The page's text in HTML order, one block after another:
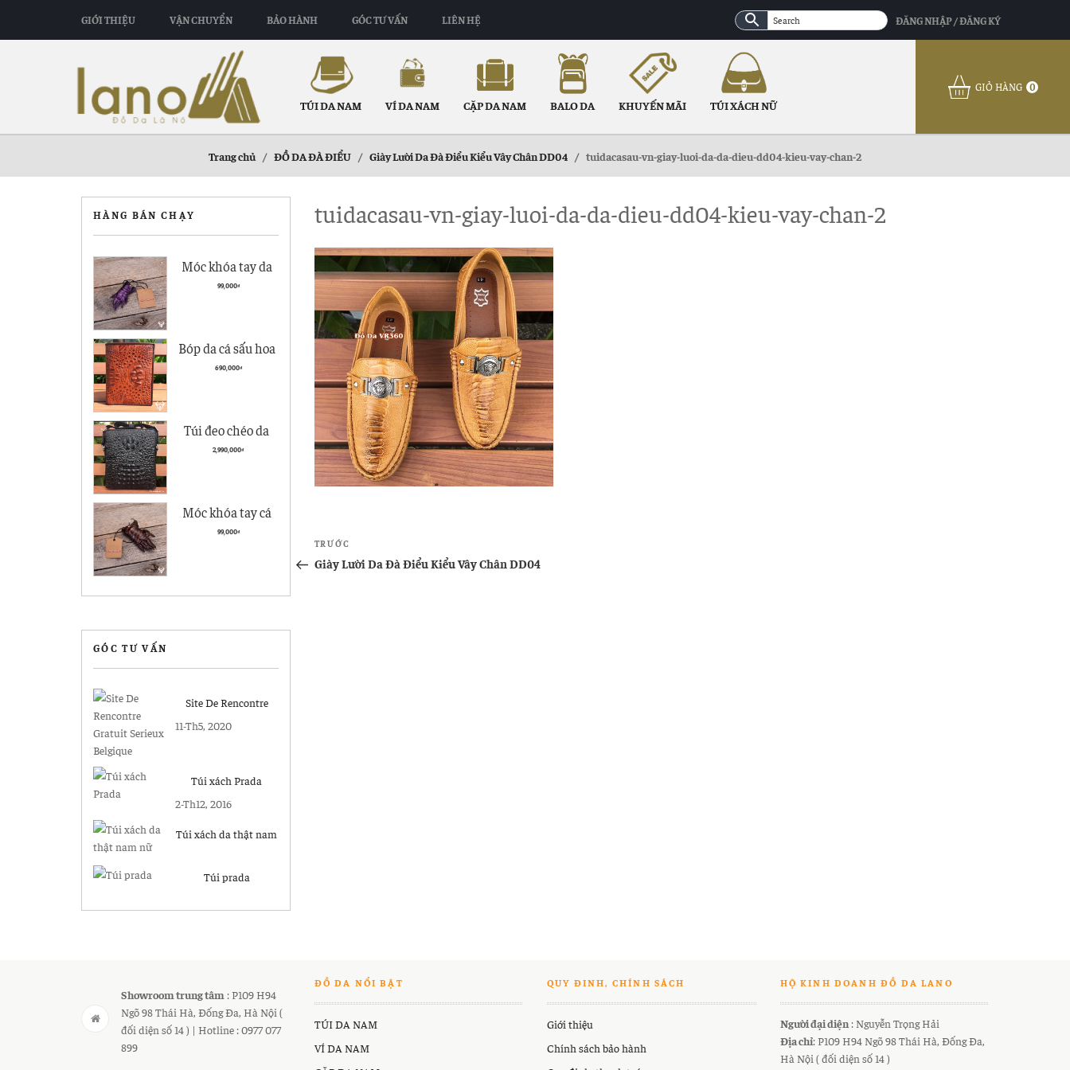
GIỚI THIỆU VẬN CHUYỂN BẢO HÀNH GÓC TƯ VẤN LIÊN HỆ ĐĂNG NHẬP / ĐĂNG KÝ
TÚI DA NAM VÍ DA NAM CẶP DA NAM BALO DA KHUYẾN MÃI TÚI XÁCH NỮ
GIỎ HÀNG 0
Trang chủ / ĐỒ DA ĐÀ ĐIỂU / Giày Lười Da Đà Điểu Kiểu Vây Chân DD04 / tuidacasau-vn-giay-luoi-da-da-dieu-dd04-kieu-vay-chan-2
tuidacasau-vn-giay-luoi-da-da-dieu-dd04-kieu-vay-chan-2
Điều
hướng
Bài
cũ
TRƯỚC
Giày Lười Da Đà Điểu Kiểu Vây Chân DD04
HÀNG BÁN CHẠY
Móc khóa tay da
cá sấu giá rẻ MK01
99,000₫
Bóp da cá sấu hoa
cà giá rẻ BCS05
690,000₫
Túi đeo chéo da
nam Vân Cá Sấu
2,990,000₫
Móc khóa tay cá
sấu Hà Nội giá rẻ
99,000₫
GÓC TƯ VẤN
Site De Rencontre
Gratuit Serieux
11-Th5, 2020
Túi xách Prada
2-Th12, 2016
Túi xách da thật nam
Túi prada
Showroom trung tâm : P109 H94
Ngõ 98 Thái Hà, Đống Đa, Hà Nội (
đối diện số 14 ) | Hotline : 0977 077
899
ĐỒ DA NỔI BẬT
TÚI DA NAM
VÍ DA NAM
QUY ĐINH, CHÍNH SÁCH
Giới thiệu
Chính sách bảo hành
HỘ KINH DOANH ĐỒ DA LANO
Người đại diện: Nguyễn Trọng Hải
Địa chỉ: P109 H94 Ngõ 98 Thái Hà, Đống Đa,
Hà Nội ( đối diện số 14 )